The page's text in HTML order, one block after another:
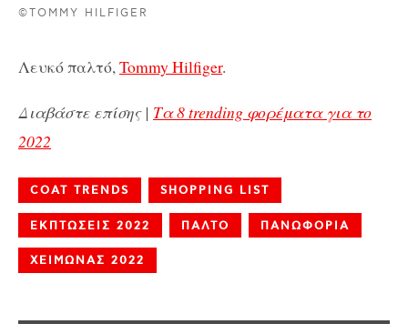
©TOMMY HILFIGER
Λευκό παλτό,Tommy Hilfiger.
Διαβάστε επίσης | Τα 8 trending φορέματα για το
2022
COAT TRENDS SHOPPING LIST
ΕΚΠΤΩΣΕΙΣ 2022 ΠΑΛΤΟ ΠΑΝΩΦΟΡΙΑ
ΧΕΙΜΩΝΑΣ 2022